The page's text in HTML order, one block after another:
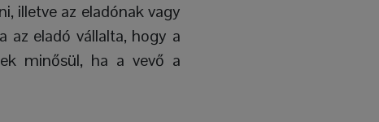
illetve az eladónak vagy
az eladó vállalta, hogy a
minősül, ha a vevő a